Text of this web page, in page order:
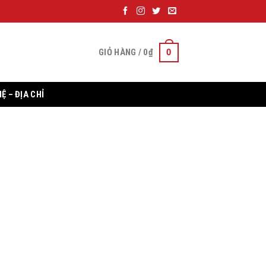
GIỎ HÀNG / 0₫ 0
– ĐỊA CHỈ